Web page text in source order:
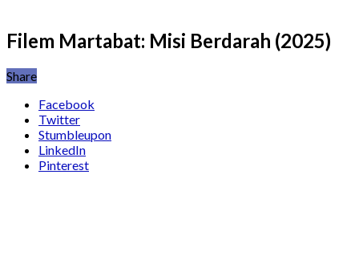
Filem Martabat: Misi Berdarah (2025)
Share
Facebook
Twitter
Stumbleupon
LinkedIn
Pinterest